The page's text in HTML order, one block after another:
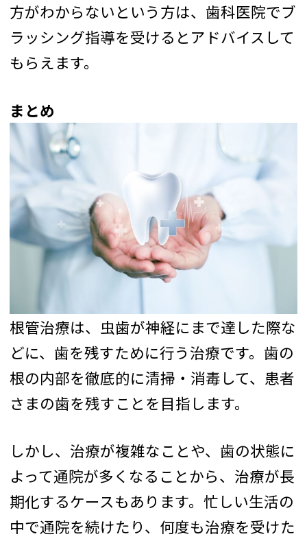
方がわからないという方は、歯科医院でブ
ラッシング指導を受けるとアドバイスして
もらえます。
まとめ
根管治療は、虫歯が神経にまで達した際な
どに、歯を残すために行う治療です。歯の
根の内部を徹底的に清掃・消毒して、患者
さまの歯を残すことを目指します。
しかし、治療が複雑なことや、歯の状態に
よって通院が多くなることから、治療が長
期化するケースもあります。忙しい生活の
中で通院を続けたり、何度も治療を受けた